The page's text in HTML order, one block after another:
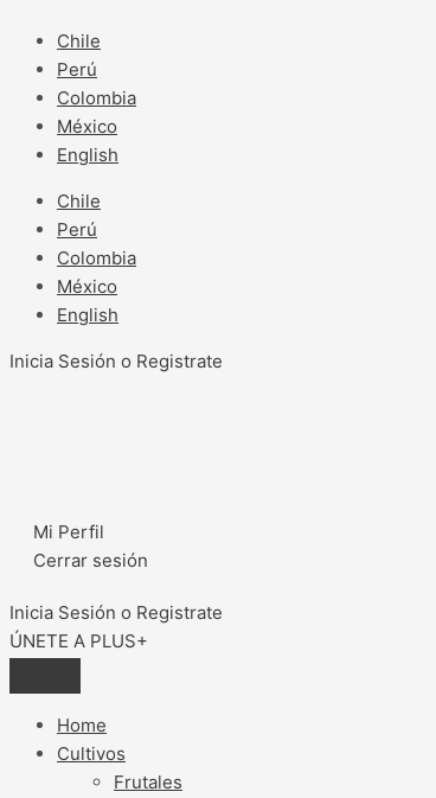
contenido
Chile
Perú
Colombia
México
English
Chile
Perú
Colombia
México
English
Inicia Sesión o Registrate
Mi Perfil
Cerrar sesión
Inicia Sesión o Registrate
ÚNETE A PLUS+
Home
Cultivos
Frutales